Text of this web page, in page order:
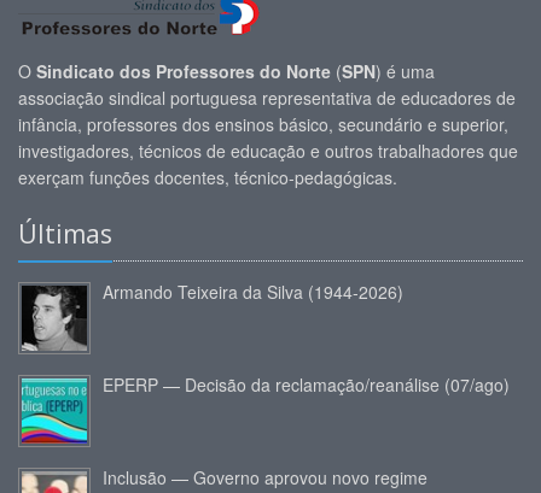
O Sindicato dos Professores do Norte (SPN) é uma
associação sindical portuguesa representativa de educadores de
infância, professores dos ensinos básico, secundário e superior,
investigadores, técnicos de educação e outros trabalhadores que
exerçam funções docentes, técnico-pedagógicas.
Últimas
Armando Teixeira da Silva (1944-2026)
EPERP — Decisão da reclamação/reanálise (07/ago)
Inclusão — Governo aprovou novo regime